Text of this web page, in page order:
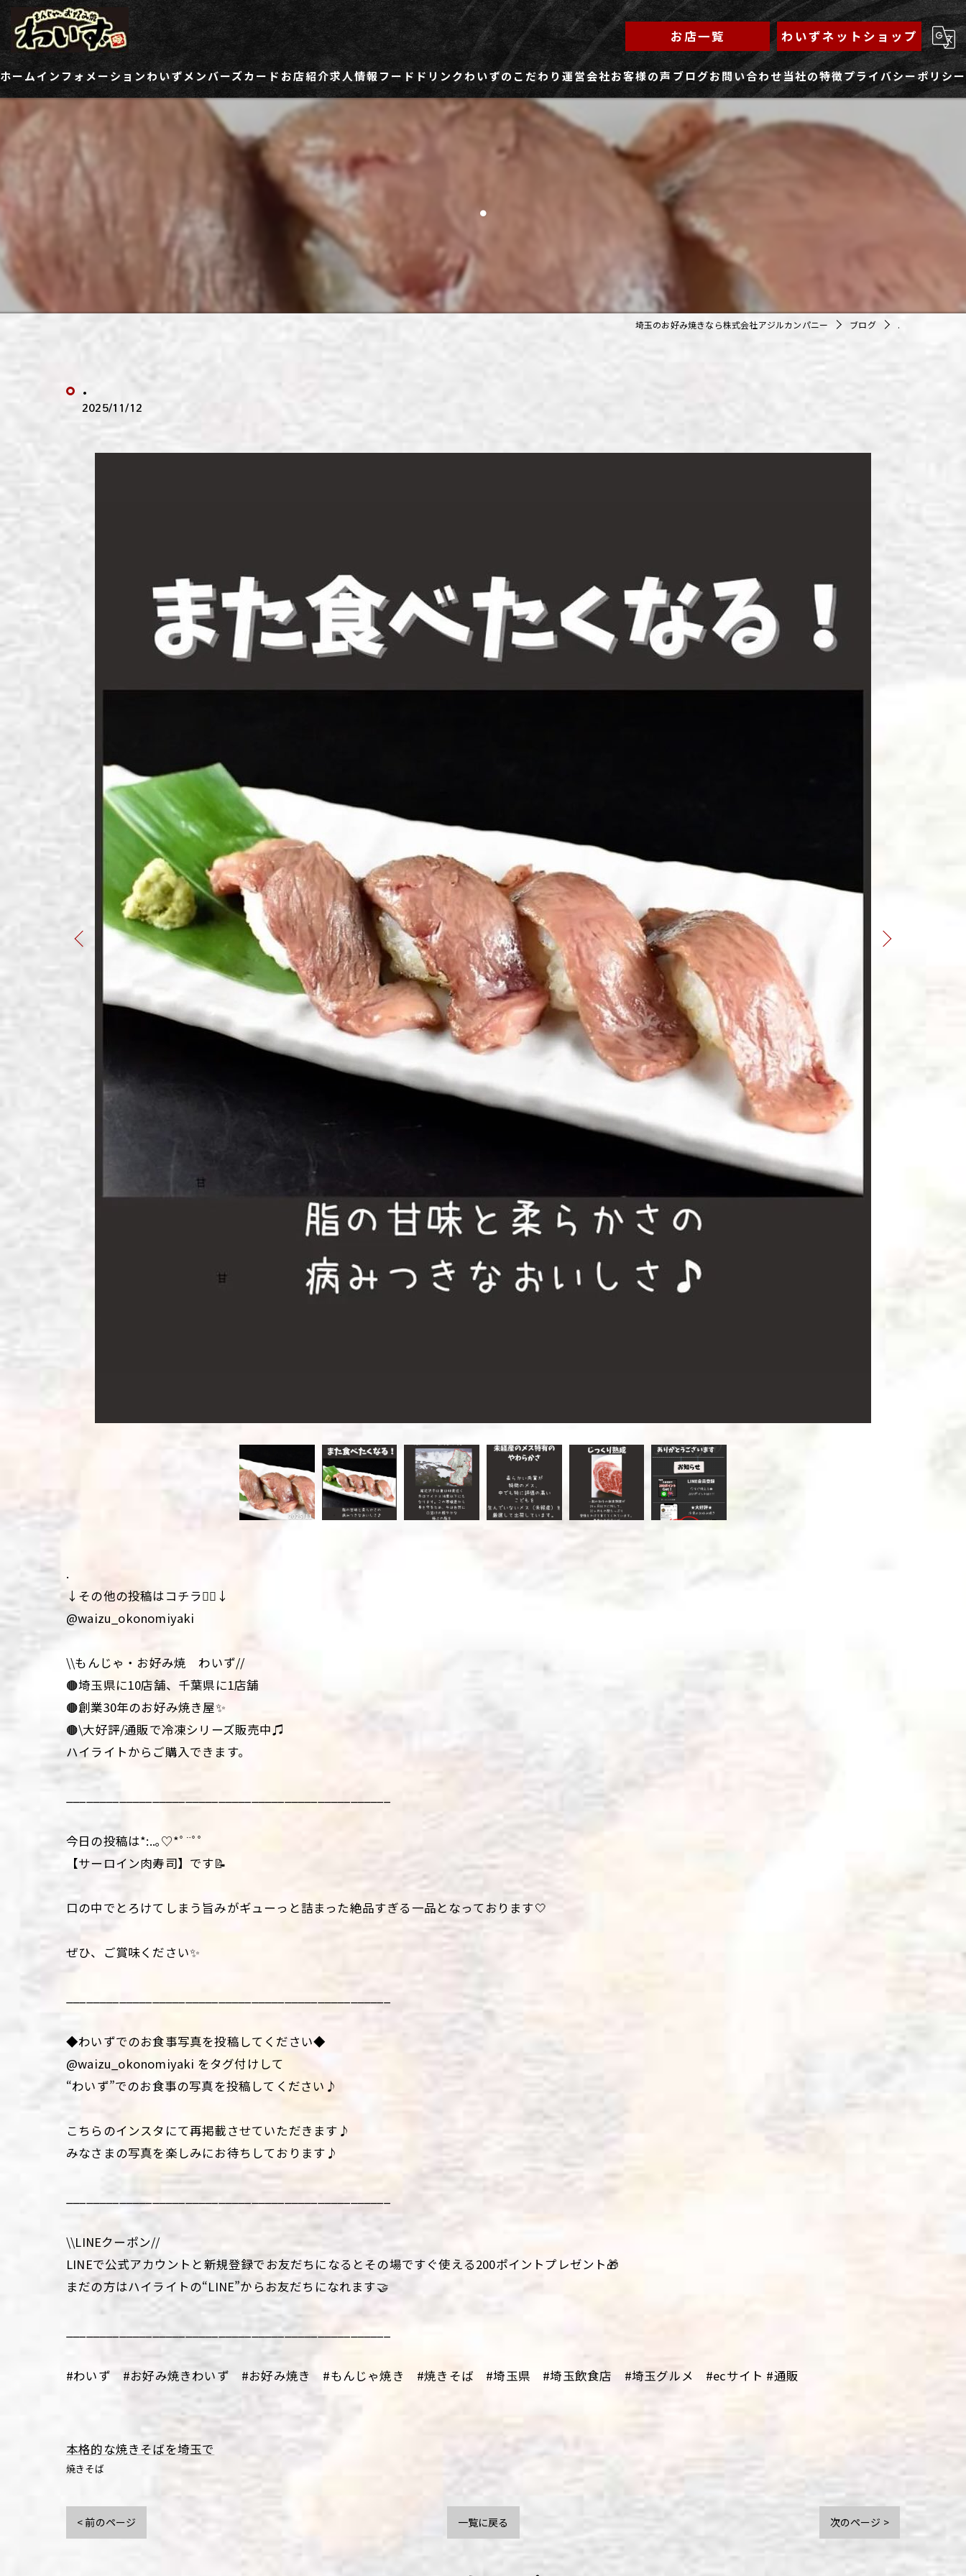
お店一覧 わいずネットショップ
ホームインフォメーションわいずメンバーズカード
ご登録情報変更フォーム
お店紹介
わいずふじみ野店
わいず熊谷店
わいず春日部店
わいず東川口店
求人情報
パート・アルバイト用求人ページ
フード ドリンクわいずのこだわり運営会社お客様の声 ブログお問い合わせ
求人フォーム
当社の特徴
もんじゃ
プライバシーポリシー
.
埼玉のお好み焼きなら株式会社アジルカンパニー ブログ .
.
2025/11/12
.
↓その他の投稿はコチラ💁‍♀️↓
@waizu_okonomiyaki
\\もんじゃ・お好み焼 わいず//
🟤埼玉県に10店舗、千葉県に1店舗
🟤創業30年のお好み焼き屋✨
🟤\大好評/通販で冷凍シリーズ販売中♫
ハイライトからご購入できます。
今日の投稿は*:..｡♡*ﾟ¨ﾟﾟ
【サーロイン肉寿司】です📝
口の中でとろけてしまう旨みがギューっと詰まった絶品すぎる一品となっております🤍
ぜひ、ご賞味ください✨
◆わいずでのお食事写真を投稿してください◆
@waizu_okonomiyaki をタグ付けして
“わいず”でのお食事の写真を投稿してください♪
こちらのインスタにて再掲載させていただきます♪
みなさまの写真を楽しみにお待ちしております♪
\\LINEクーポン//
LINEで公式アカウントと新規登録でお友だちになるとその場ですぐ使える200ポイントプレゼント🎁
まだの方はハイライトの“LINE”からお友だちになれます🤝
#わいず #お好み焼きわいず #お好み焼き #もんじゃ焼き #焼きそば #埼玉県 #埼玉飲食店 #埼玉グルメ #ecサイト #通販
本格的な焼きそばを埼玉で
焼きそば
< 前のページ 一覧に戻る 次のページ >